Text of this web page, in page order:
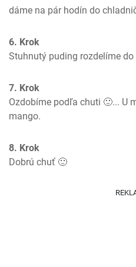
dáme na pár hodín do
6. Krok
Stuhnutý puding rozdelíme do
7. Krok
Ozdobíme podľa chuti 🙂... U
mango.
8. Krok
Dobrú chuť 🙂